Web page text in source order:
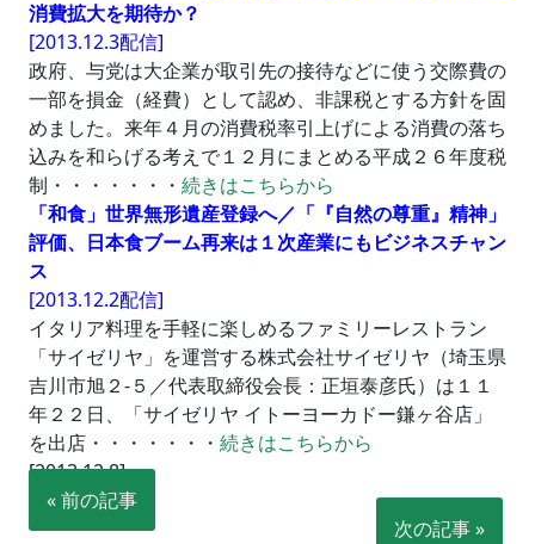
消費拡大を期待か？
[2013.12.3配信]
政府、与党は大企業が取引先の接待などに使う交際費の
一部を損金（経費）として認め、非課税とする方針を固
めました。来年４月の消費税率引上げによる消費の落ち
込みを和らげる考えで１２月にまとめる平成２６年度税
制・・・・・・・ 続きはこちらから
「和食」世界無形遺産登録へ／「『自然の尊重』精神」
評価、日本食ブーム再来は１次産業にもビジネスチャン
ス
[2013.12.2配信]
イタリア料理を手軽に楽しめるファミリーレストラン
「サイゼリヤ」を運営する株式会社サイゼリヤ（埼玉県
吉川市旭２‐５／代表取締役会長：正垣泰彦氏）は１１
年２２日、「サイゼリヤ イトーヨーカドー鎌ヶ谷店」
を出店・・・・・・・ 続きはこちらから
[2013.12.8]
« 前の記事
次の記事 »